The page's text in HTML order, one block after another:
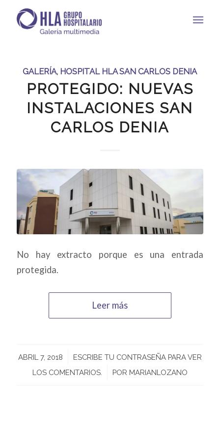
GALERÍA, HOSPITAL HLA SAN CARLOS DENIA
PROTEGIDO: NUEVAS
INSTALACIONES SAN
CARLOS DENIA
No hay extracto porque es una entrada
protegida.
Leer más
ABRIL 7, 2018
ESCRIBE TU CONTRASEÑA PARA VER
LOS COMENTARIOS.
/ POR MARIANLOZANO